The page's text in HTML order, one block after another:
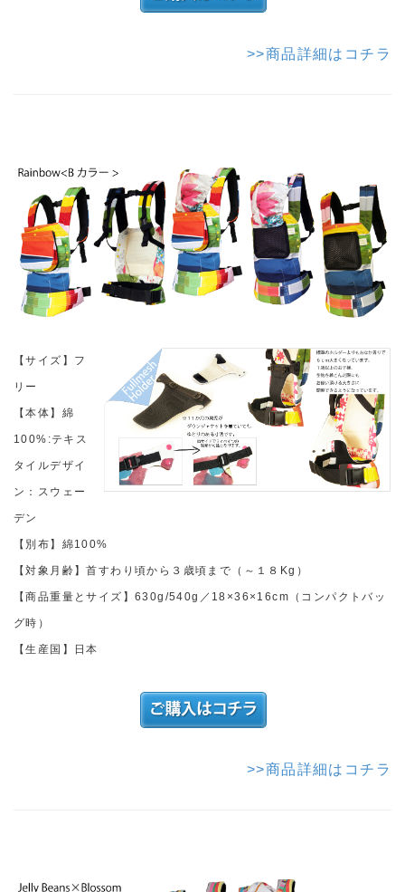
>>商品詳細はコチラ
【サイズ】フ
リー
【本体】綿
100%:テキス
タイルデザイ
ン：スウェー
デン
【別布】綿100%
【対象月齢】首すわり頃から３歳頃まで（～１８Kg）
【商品重量とサイズ】630g/540g／18×36×16cm（コンパクトバッ
グ時）
【生産国】日本
>>商品詳細はコチラ